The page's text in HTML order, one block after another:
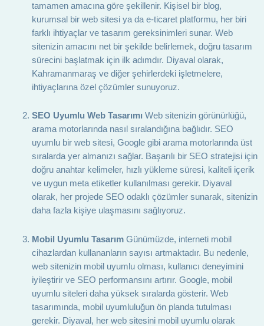
tamamen amacına göre şekillenir. Kişisel bir blog,
kurumsal bir web sitesi ya da e-ticaret platformu, her biri
farklı ihtiyaçlar ve tasarım gereksinimleri sunar. Web
sitenizin amacını net bir şekilde belirlemek, doğru tasarım
sürecini başlatmak için ilk adımdır. Diyaval olarak,
Kahramanmaraş ve diğer şehirlerdeki işletmelere,
ihtiyaçlarına özel çözümler sunuyoruz.
SEO Uyumlu Web Tasarımı Web sitenizin görünürlüğü,
arama motorlarında nasıl sıralandığına bağlıdır. SEO
uyumlu bir web sitesi, Google gibi arama motorlarında üst
sıralarda yer almanızı sağlar. Başarılı bir SEO stratejisi için
doğru anahtar kelimeler, hızlı yükleme süresi, kaliteli içerik
ve uygun meta etiketler kullanılması gerekir. Diyaval
olarak, her projede SEO odaklı çözümler sunarak, sitenizin
daha fazla kişiye ulaşmasını sağlıyoruz.
Mobil Uyumlu TasarımGünümüzde, interneti mobil
cihazlardan kullananların sayısı artmaktadır. Bu nedenle,
web sitenizin mobil uyumlu olması, kullanıcı deneyimini
iyileştirir ve SEO performansını artırır. Google, mobil
uyumlu siteleri daha yüksek sıralarda gösterir. Web
tasarımında, mobil uyumluluğun ön planda tutulması
gerekir. Diyaval, her web sitesini mobil uyumlu olarak